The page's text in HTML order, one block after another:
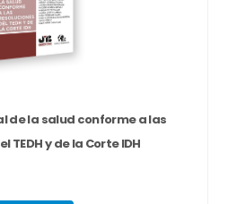
de la salud conforme a las
TEDH y de la Corte IDH